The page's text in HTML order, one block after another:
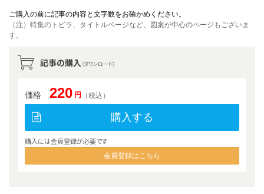
ご購入の前に記事の内容と文字数をお確かめください。
（注）特集のトビラ、タイトルページなど、図案が中心のページもございま
す。
記事の購入 （ダウンロード）
価格 220 円 （税込）
購入する
購入には会員登録が必要です
会員登録はこちら